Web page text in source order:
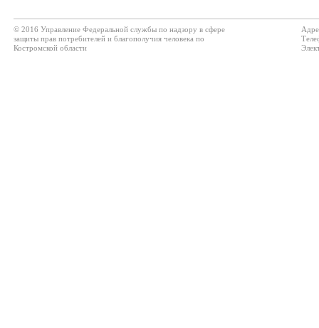
© 2016 Управление Федеральной службы по надзору в сфере
защиты прав потребителей и благополучия человека по
Костромской области